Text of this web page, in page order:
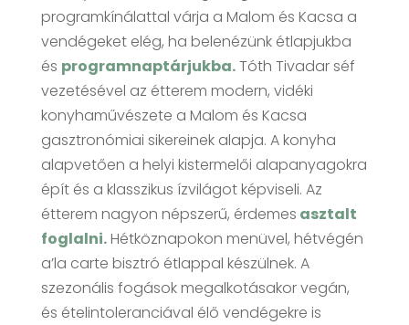
programkínálattal várja a Malom és Kacsa a
vendégeket elég, ha belenézünk étlapjukba
és programnaptárjukba.Tóth Tivadar séf
vezetésével az étterem modern, vidéki
konyhaművészete a Malom és Kacsa
gasztronómiai sikereinek alapja. A konyha
alapvetően a helyi kistermelői alapanyagokra
épít és a klasszikus ízvilágot képviseli. Az
étterem nagyon népszerű, érdemes asztalt
foglalni.Hétköznapokon menüvel, hétvégén
a’la carte bisztró étlappal készülnek. A
szezonális fogások megalkotásakor vegán,
és ételintoleranciával élő vendégekre is